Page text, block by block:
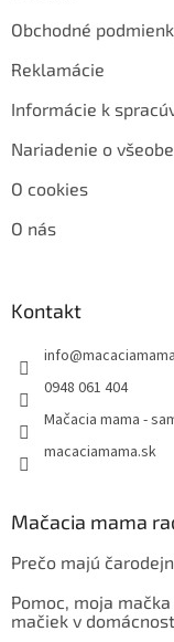
Obchodné
Reklamácie
Informácie k
Nariadenie o
O cookies
O nás
Kontakt
info@
0948 061 404
Mačacia mama -
macaciamama.sk
Mačacia mama
Prečo majú
Pomoc, moja
mačiek v